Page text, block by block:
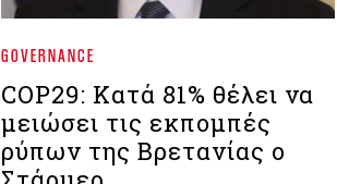
GOVERNANCE
COP29: Κατά 81% θέλει να
μειώσει τις εκπομπές
ρύπων της Βρετανίας ο